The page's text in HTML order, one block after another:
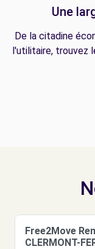
Une
De la citadine
l'utilitaire, trouvez
Free2Move
CLERMONT-